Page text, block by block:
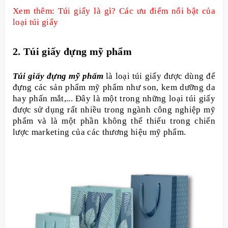
Xem thêm: Túi giấy là gì? Các ưu điểm nổi bật của
loại túi giấy
2. Túi giấy đựng mỹ phẩm
Túi giấy đựng mỹ phẩm là loại túi giấy được dùng để
đựng các sản phẩm mỹ phẩm như son, kem dưỡng da
hay phấn mắt,... Đây là một trong những loại túi giấy
được sử dụng rất nhiều trong ngành công nghiệp mỹ
phẩm và là một phần không thể thiếu trong chiến
lược marketing của các thương hiệu mỹ phẩm.